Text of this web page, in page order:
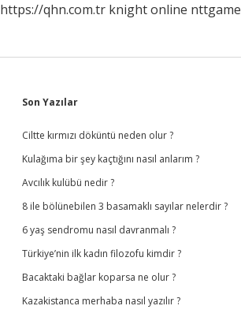
https://qhn.com.tr knight online nttgame
Sidebar
Son Yazılar
Ciltte kırmızı döküntü neden olur ?
Kulağıma bir şey kaçtığını nasıl anlarım ?
Avcılık kulübü nedir ?
8 ile bölünebilen 3 basamaklı sayılar nelerdir ?
6 yaş sendromu nasıl davranmalı ?
Türkiye’nin ilk kadın filozofu kimdir ?
Bacaktaki bağlar koparsa ne olur ?
Kazakistanca merhaba nasıl yazılır ?